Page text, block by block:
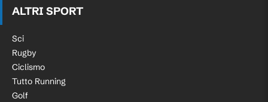
ALTRI SPORT
Sci
Rugby
Ciclismo
Tutto Running
Golf